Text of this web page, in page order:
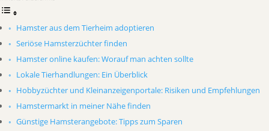
Hamster aus dem Tierheim adoptieren
Seriöse Hamsterzüchter finden
Hamster online kaufen: Worauf man achten sollte
Lokale Tierhandlungen: Ein Überblick
Hobbyzüchter und Kleinanzeigenportale: Risiken und Empfehlungen
Hamstermarkt in meiner Nähe finden
Günstige Hamsterangebote: Tipps zum Sparen